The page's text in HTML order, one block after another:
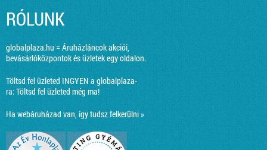
RÓLUNK
globalplaza.hu = Áruházláncok akciói,
bevásárlóközpontok és üzletek egy oldalon.
Töltsd fel üzleted INGYEN a globalplaza-
ra:Töltsd fel üzleted még ma!
Ha webáruházad van, így tudsz felkerülni »